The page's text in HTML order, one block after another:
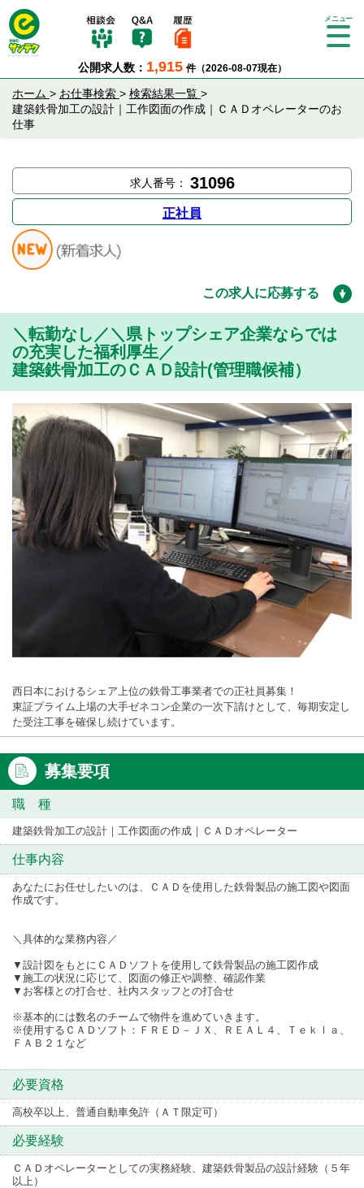
公開求人数： 1,915 件（2026-08-07現在）
Tog
ホーム > お仕事検索 > 検索結果一覧 >
建築鉄骨加工の設計｜工作図面の作成｜ＣＡＤオペレーターのお
仕事
求人番号： 31096
正社員
この求人に応募する
＼転勤なし／＼県トップシェア企業ならでは
の充実した福利厚生／
建築鉄骨加工のＣＡＤ設計(管理職候補）
西日本におけるシェア上位の鉄骨工事業者での正社員募集！
東証プライム上場の大手ゼネコン企業の一次下請けとして、毎期安定し
た受注工事を確保し続けています。
募集要項
職 種
建築鉄骨加工の設計｜工作図面の作成｜ＣＡＤオペレーター
仕事内容
あなたにお任せしたいのは、ＣＡＤを使用した鉄骨製品の施工図や図面
作成です。
＼具体的な業務内容／
▼設計図をもとにＣＡＤソフトを使用して鉄骨製品の施工図作成
▼施工の状況に応じて、図面の修正や調整、確認作業
▼お客様との打合せ、社内スタッフとの打合せ
※基本的には数名のチームで物件を進めていきます。
※使用するＣＡＤソフト：ＦＲＥＤ－ＪＸ、ＲＥＡＬ４、Ｔｅｋｌａ、
ＦＡＢ２１など
必要資格
高校卒以上、普通自動車免許（ＡＴ限定可）
必要経験
ＣＡＤオペレーターとしての実務経験、建築鉄骨製品の設計経験（５年
以上）